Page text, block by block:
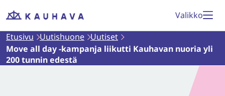
Siirry
Etusivu
Valikko
Etusivu Uutishuone Uutiset
Move all day -kampanja liikutti Kauhavan nuoria yli
200 tunnin edestä